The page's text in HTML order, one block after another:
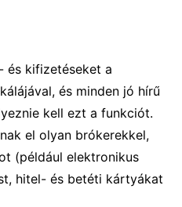
és kifizetéseket a
és minden jó hírű
kell ezt a funkciót.
el olyan brókerekkel,
(például elektronikus
hitel- és betéti kártyákat